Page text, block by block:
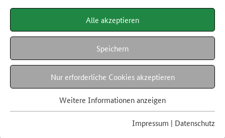
Alle akzeptieren
Speichern
Nur erforderliche Cookies akzeptieren
Weitere Informationen anzeigen
Impressum | Datenschutz
Himbeeren
Hier finden Sie Informationen rund um die Haltbarkeit, Regionalität,
Verwertung und die richtige Lagerung von Himbeeren.